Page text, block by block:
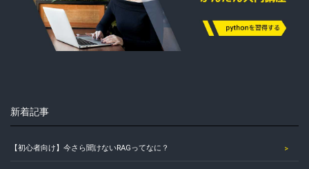
新着記事
【初心者向け】今さら聞けないRAGってなに？